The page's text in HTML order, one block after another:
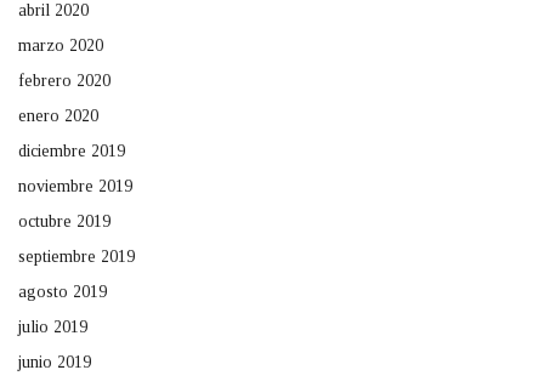
abril 2020
marzo 2020
febrero 2020
enero 2020
diciembre 2019
noviembre 2019
octubre 2019
septiembre 2019
agosto 2019
julio 2019
junio 2019